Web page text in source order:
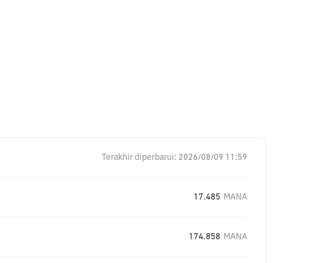
Terakhir diperbarui: 2026/08/09 11:59
17.485 MANA
174.858 MANA